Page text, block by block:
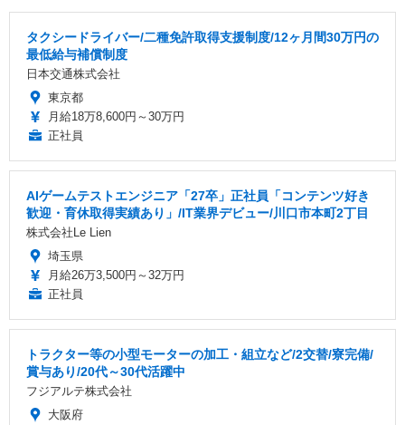
タクシードライバー/二種免許取得支援制度/12ヶ月間30万円の
最低給与補償制度
日本交通株式会社
東京都
月給18万8,600円～30万円
正社員
AIゲームテストエンジニア「27卒」正社員「コンテンツ好き
歓迎・育休取得実績あり」/IT業界デビュー/川口市本町2丁目
株式会社Le Lien
埼玉県
月給26万3,500円～32万円
正社員
トラクター等の小型モーターの加工・組立など/2交替/寮完備/
賞与あり/20代～30代活躍中
フジアルテ株式会社
大阪府